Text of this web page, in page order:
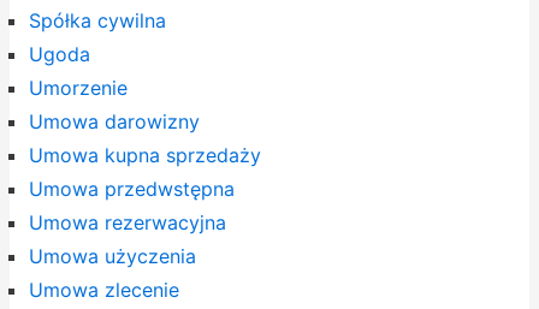
Spółka cywilna
Ugoda
Umorzenie
Umowa darowizny
Umowa kupna sprzedaży
Umowa przedwstępna
Umowa rezerwacyjna
Umowa użyczenia
Umowa zlecenie